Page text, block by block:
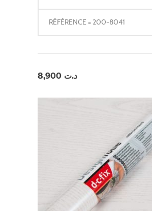
RÉFÉRENCE = 200-8041
د.ت